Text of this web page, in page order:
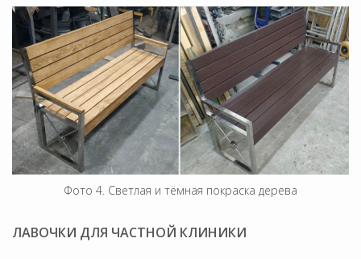
Фото 4. Светлая и тёмная покраска дерева
ЛАВОЧКИ ДЛЯ ЧАСТНОЙ КЛИНИКИ